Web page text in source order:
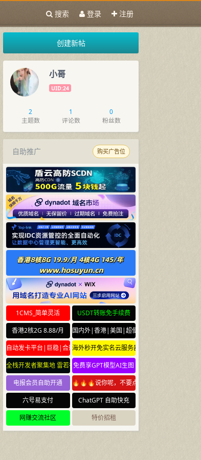
搜索 登录 注册
ouou.net wt.la w.cr nb.yun
创建新帖
小哥
UID:24
2
主题数
1
评论数
0
粉丝数
自助推广 购买广告位
1CMS_简单灵活
USDT转账免手续费
香港2核2G 8.88/月
国内外|香港|美国|超便宜云服务器
自动发卡平台|巨稳|合规海外秒开免实名云服务器
全栈开发者聚集地 雷若社区 leiruo.com
免费享GPT模型AI生图
电报会员自助开通
🔥🔥🔥说你呢，不要点🔥🔥🔥
六号易支付
ChatGPT 自助快充
网赚交流社区
特价招租